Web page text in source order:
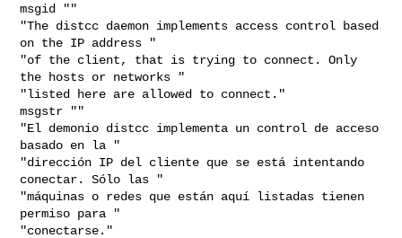
msgid ""
"The distcc daemon implements access control based
on the IP address "
"of the client, that is trying to connect. Only
the hosts or networks "
"listed here are allowed to connect."
msgstr ""
"El demonio distcc implementa un control de acceso
basado en la "
"dirección IP del cliente que se está intentando
conectar. Sólo las "
"máquinas o redes que están aquí listadas tienen
permiso para "
"conectarse."